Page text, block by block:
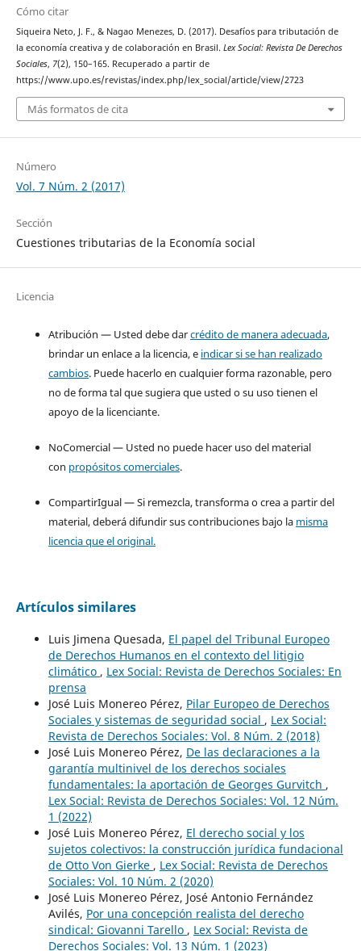
Cómo citar
Siqueira Neto, J. F., & Nagao Menezes, D. (2017). Desafíos para tributación de
la economía creativa y de colaboración en Brasil. Lex Social: Revista De Derechos
Sociales, 7(2), 150–165. Recuperado a partir de
https://www.upo.es/revistas/index.php/lex_social/article/view/2723
Más formatos de cita
Número
Vol. 7 Núm. 2 (2017)
Sección
Cuestiones tributarias de la Economía social
Licencia
Atribución — Usted debe darcrédito de manera adecuada,
brindar un enlace a la licencia, e indicar si se han realizado
cambios. Puede hacerlo en cualquier forma razonable, pero
no de forma tal que sugiera que usted o su uso tienen el
apoyo de la licenciante.
NoComercial — Usted no puede hacer uso del material
con propósitos comerciales.
CompartirIgual — Si remezcla, transforma o crea a partir del
material, deberá difundir sus contribuciones bajo la misma
licencia que el original.
Artículos similares
Luis Jimena Quesada, El papel del Tribunal Europeo
de Derechos Humanos en el contexto del litigio
climático , Lex Social: Revista de Derechos Sociales: En
prensa
José Luis Monereo Pérez, Pilar Europeo de Derechos
Sociales y sistemas de seguridad social , Lex Social:
Revista de Derechos Sociales: Vol. 8 Núm. 2 (2018)
José Luis Monereo Pérez, De las declaraciones a la
garantía multinivel de los derechos sociales
fundamentales: la aportación de Georges Gurvitch ,
Lex Social: Revista de Derechos Sociales: Vol. 12 Núm.
1 (2022)
José Luis Monereo Pérez, El derecho social y los
sujetos colectivos: la construcción jurídica fundacional
de Otto Von Gierke , Lex Social: Revista de Derechos
Sociales: Vol. 10 Núm. 2 (2020)
José Luis Monereo Pérez, José Antonio Fernández
Avilés, Por una concepción realista del derecho
sindical: Giovanni Tarello , Lex Social: Revista de
Derechos Sociales: Vol. 13 Núm. 1 (2023)